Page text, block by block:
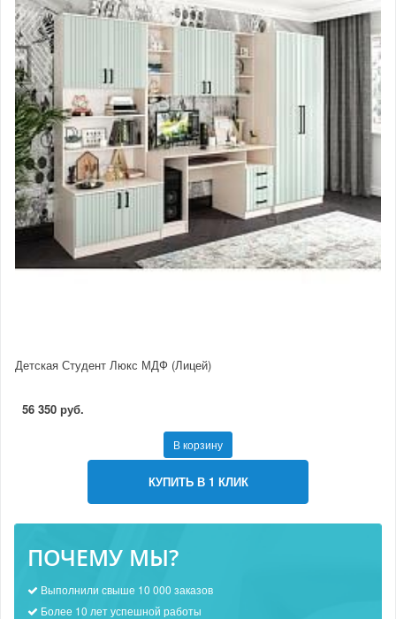
Детская Студент Люкс МДФ (Лицей)
56 350 руб.
В корзину
КУПИТЬ В 1 КЛИК
ПОЧЕМУ МЫ?
Выполнили свыше 10 000 заказов
Более 10 лет успешной работы